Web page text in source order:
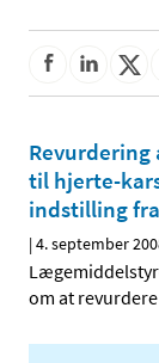
til hjerte-
indstilling
|4. september
om at